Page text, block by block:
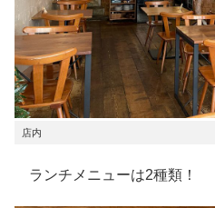
店内
ランチメニューは2種類！